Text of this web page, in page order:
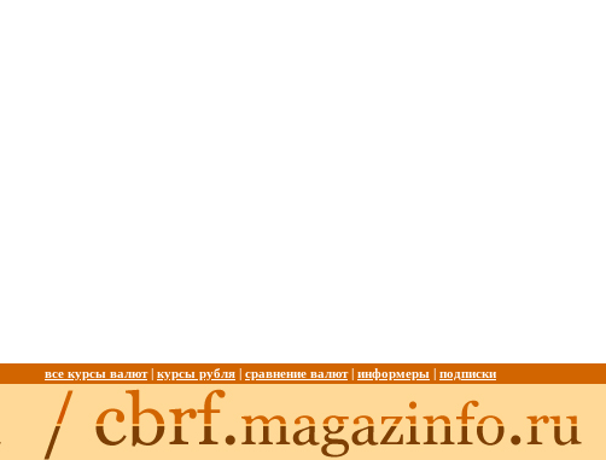
все курсы валют| курсы рубля сравнение валют| информеры подписки